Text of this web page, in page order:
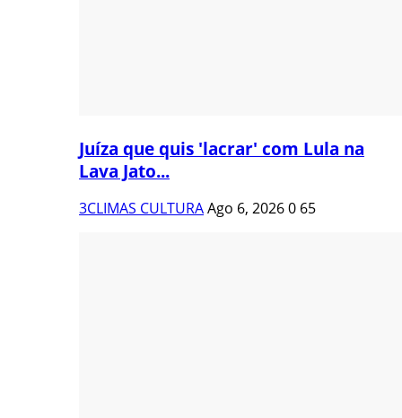
Juíza que quis 'lacrar' com Lula na
Lava Jato...
3CLIMAS CULTURAAgo 6, 20260 65